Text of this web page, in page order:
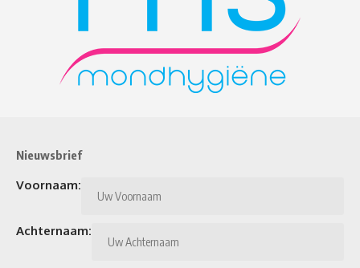
Nieuwsbrief
Voornaam:
Achternaam: